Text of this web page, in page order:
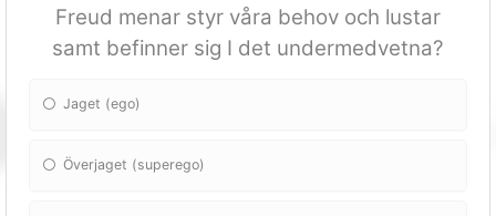
Freud menar styr våra behov och lustar
samt befinner sig I det undermedvetna?
Jaget (ego)
Överjaget (superego)